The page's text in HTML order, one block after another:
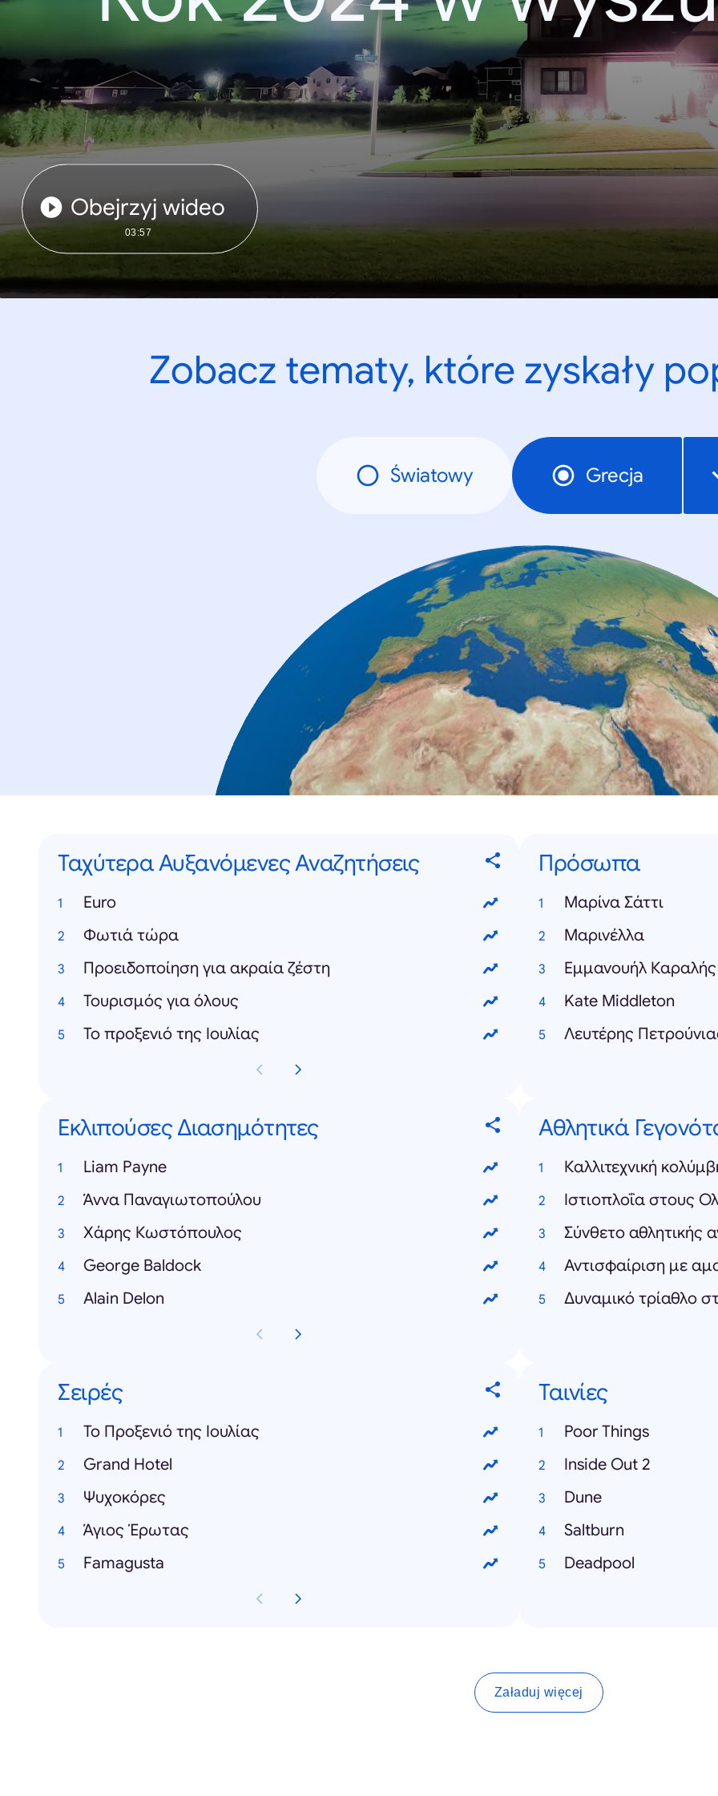
Obejrzyj wideo
03:57
Zobacz tematy, które zyskały
Światowy Grecja
Ταχύτερα Αυξανόμενες Αναζητήσεις
Euro
Φωτιά τώρα
Προειδοποίηση για ακραία ζέστη
Τουρισμός για όλους
Το προξενιό της Ιουλίας
Πρόσωπα
Μαρίνα Σάττι
Μαρινέλλα
Εμμανουήλ Καραλής
Kate Middleton
Λευτέρης
Εκλιπούσες Διασημότητες
Liam Payne
Άννα Παναγιωτοπούλου
Χάρης Κωστόπουλος
George Baldock
Alain Delon
Αθλητικά
Ιστιοπλοΐα στους
Σειρές
Το Προξενιό της Ιουλίας
Grand Hotel
Ψυχοκόρες
Άγιος Έρωτας
Famagusta
Ταινίες
Poor Things
Inside Out 2
Dune
Saltburn
Deadpool
Załaduj więcej